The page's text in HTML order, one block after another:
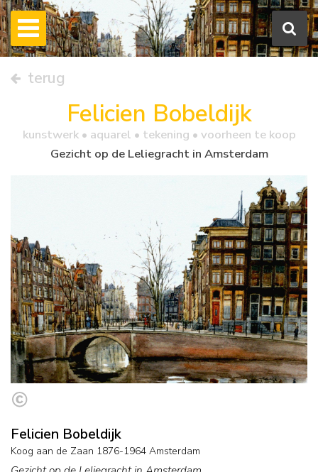
terug
Felicien Bobeldijk
kunstwerk • aquarel • tekening • voorheen te koop
Gezicht op de Leliegracht in Amsterdam
Felicien Bobeldijk
Koog aan de Zaan 1876-1964 Amsterdam